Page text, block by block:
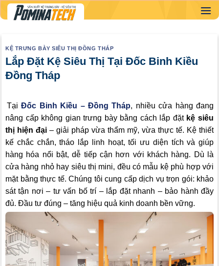
Skip
to
KỆ TRƯNG BÀY SIÊU THỊ ĐỒNG THÁP
Lắp Đặt Kệ Siêu Thị Tại Đốc Binh Kiều
Đồng Tháp
TạiĐốc Binh Kiều – Đồng Tháp, nhiều cửa hàng đang
nâng cấp không gian trưng bày bằng cách lắp đặt kệ siêu
thị hiện đại – giải pháp vừa thẩm mỹ, vừa thực tế. Kệ thiết
kế chắc chắn, tháo lắp linh hoạt, tối ưu diện tích và giúp
hàng hóa nổi bật, dễ tiếp cận hơn với khách hàng. Dù là
cửa hàng nhỏ hay siêu thị mini, đều có mẫu kệ phù hợp với
mặt bằng thực tế. Chúng tôi cung cấp dịch vụ trọn gói: khảo
sát tận nơi – tư vấn bố trí – lắp đặt nhanh – bảo hành đầy
đủ. Đầu tư đúng – tăng hiệu quả kinh doanh bền vững.